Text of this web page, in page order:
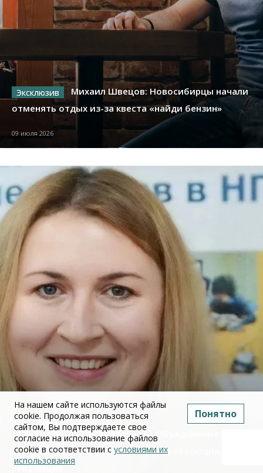
Михаил Швецов: Новосибирцы начали
отменять отдых из-за квеста «найди бензин»
09 июля 2026
Юлия Дружинина: Объединение ЕГЭ по
истории и обществознанию — это эволюция, а не
революция
На нашем сайте используются файлы
cookie. Продолжая пользоваться
сайтом, Вы подтверждаете свое
согласие на использование файлов
cookie в соответствии с условиями их
использования
Понятно